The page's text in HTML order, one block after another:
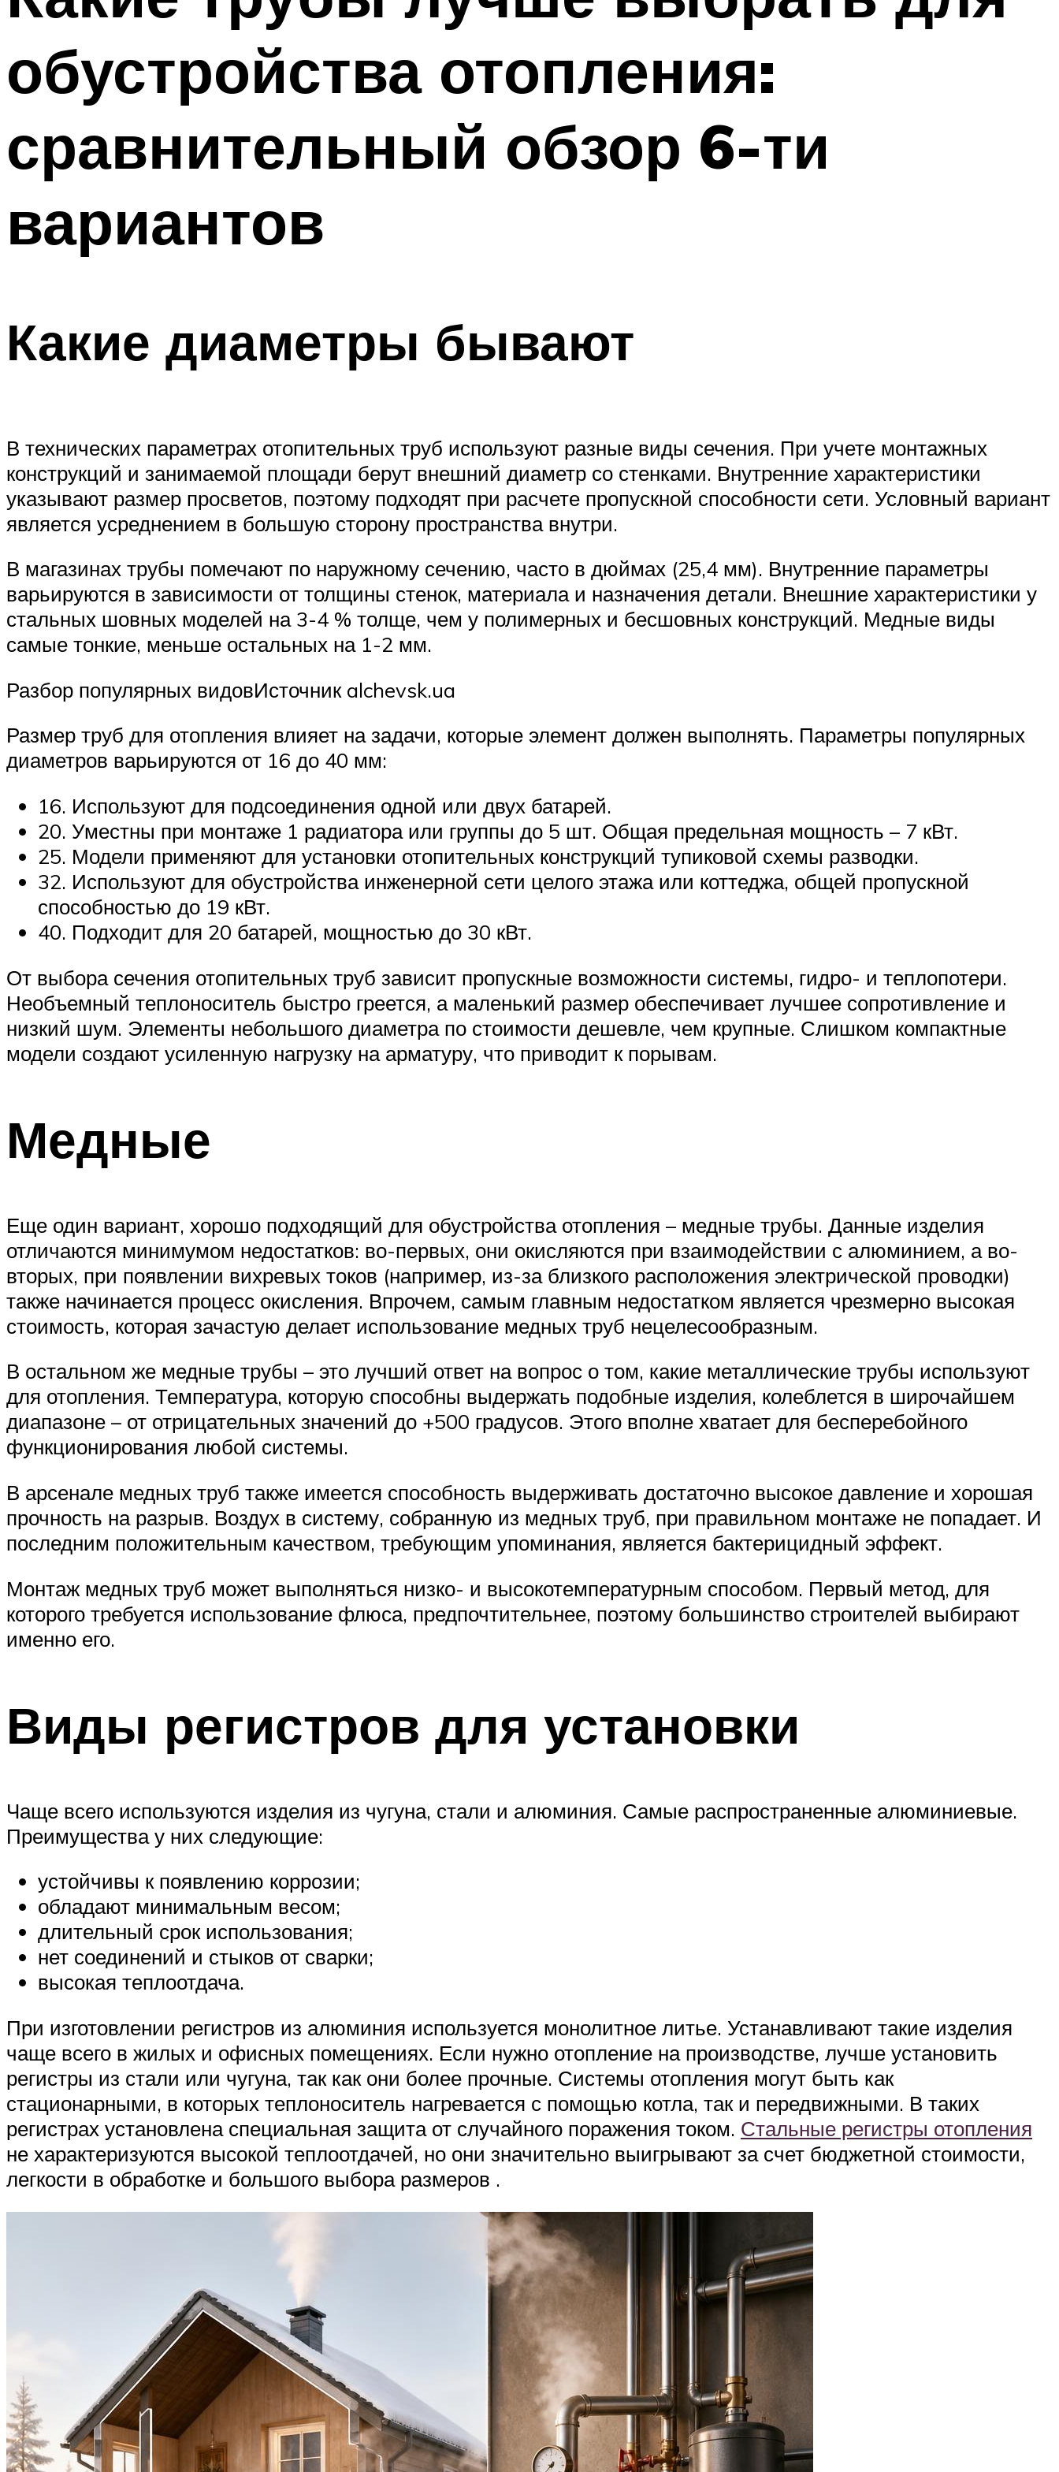
обустройства отопления:
сравнительный обзор 6-ти
вариантов
Какие диаметры бывают
В технических параметрах отопительных труб используют разные виды сечения. При учете монтажных
конструкций и занимаемой площади берут внешний диаметр со стенками. Внутренние характеристики
указывают размер просветов, поэтому подходят при расчете пропускной способности сети. Условный вариант
является усреднением в большую сторону пространства внутри.
В магазинах трубы помечают по наружному сечению, часто в дюймах (25,4 мм). Внутренние параметры
варьируются в зависимости от толщины стенок, материала и назначения детали. Внешние характеристики у
стальных шовных моделей на 3-4 % толще, чем у полимерных и бесшовных конструкций. Медные виды
самые тонкие, меньше остальных на 1-2 мм.
Разбор популярных видовИсточник alchevsk.ua
Размер труб для отопления влияет на задачи, которые элемент должен выполнять. Параметры популярных
диаметров варьируются от 16 до 40 мм:
16. Используют для подсоединения одной или двух батарей.
20. Уместны при монтаже 1 радиатора или группы до 5 шт. Общая предельная мощность – 7 кВт.
25. Модели применяют для установки отопительных конструкций тупиковой схемы разводки.
32. Используют для обустройства инженерной сети целого этажа или коттеджа, общей пропускной
способностью до 19 кВт.
40. Подходит для 20 батарей, мощностью до 30 кВт.
От выбора сечения отопительных труб зависит пропускные возможности системы, гидро- и теплопотери.
Необъемный теплоноситель быстро греется, а маленький размер обеспечивает лучшее сопротивление и
низкий шум. Элементы небольшого диаметра по стоимости дешевле, чем крупные. Слишком компактные
модели создают усиленную нагрузку на арматуру, что приводит к порывам.
Медные
Еще один вариант, хорошо подходящий для обустройства отопления – медные трубы. Данные изделия
отличаются минимумом недостатков: во-первых, они окисляются при взаимодействии с алюминием, а во-
вторых, при появлении вихревых токов (например, из-за близкого расположения электрической проводки)
также начинается процесс окисления. Впрочем, самым главным недостатком является чрезмерно высокая
стоимость, которая зачастую делает использование медных труб нецелесообразным.
В остальном же медные трубы – это лучший ответ на вопрос о том, какие металлические трубы используют
для отопления. Температура, которую способны выдержать подобные изделия, колеблется в широчайшем
диапазоне – от отрицательных значений до +500 градусов. Этого вполне хватает для бесперебойного
функционирования любой системы.
В арсенале медных труб также имеется способность выдерживать достаточно высокое давление и хорошая
прочность на разрыв. Воздух в систему, собранную из медных труб, при правильном монтаже не попадает. И
последним положительным качеством, требующим упоминания, является бактерицидный эффект.
Монтаж медных труб может выполняться низко- и высокотемпературным способом. Первый метод, для
которого требуется использование флюса, предпочтительнее, поэтому большинство строителей выбирают
именно его.
Виды регистров для установки
Чаще всего используются изделия из чугуна, стали и алюминия. Самые распространенные алюминиевые.
Преимущества у них следующие:
устойчивы к появлению коррозии;
обладают минимальным весом;
длительный срок использования;
нет соединений и стыков от сварки;
высокая теплоотдача.
При изготовлении регистров из алюминия используется монолитное литье. Устанавливают такие изделия
чаще всего в жилых и офисных помещениях. Если нужно отопление на производстве, лучше установить
регистры из стали или чугуна, так как они более прочные. Системы отопления могут быть как
стационарными, в которых теплоноситель нагревается с помощью котла, так и передвижными. В таких
регистрах установлена специальная защита от случайного поражения током. Стальные регистры отопления
не характеризуются высокой теплоотдачей, но они значительно выигрывают за счет бюджетной стоимости,
легкости в обработке и большого выбора размеров .